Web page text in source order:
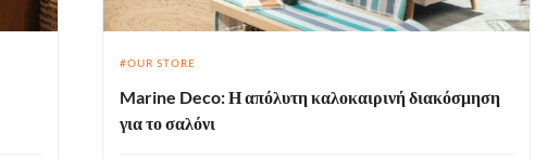
OUR STORE
Marine Deco: Η απόλυτη καλοκαιρινή διακόσμηση
για το σαλόνι